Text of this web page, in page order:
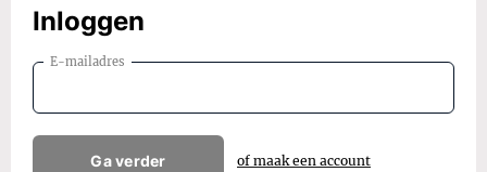
Inloggen
E-mailadres
Ga verder of maak een account